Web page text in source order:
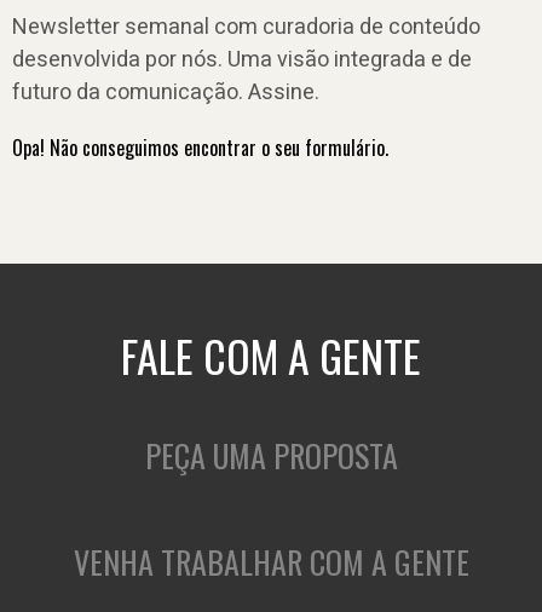
Newsletter semanal com curadoria de conteúdo
desenvolvida por nós. Uma visão integrada e de
futuro da comunicação. Assine.
Opa! Não conseguimos encontrar o seu formulário.
FALE COM A GENTE
PEÇA UMA PROPOSTA
VENHA TRABALHAR COM A GENTE